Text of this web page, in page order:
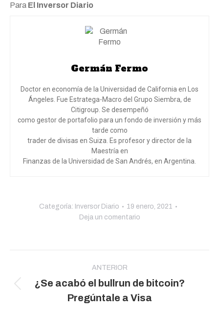
Para El Inversor Diario
Germán Fermo
Doctor en economía de la Universidad de California en Los
Ángeles. Fue Estratega-Macro del Grupo Siembra, de
Citigroup. Se desempeñó
como gestor de portafolio para un fondo de inversión y más
tarde como
trader de divisas en Suiza. Es profesor y director de la
Maestría en
Finanzas de la Universidad de San Andrés, en Argentina.
Categoría: Inversor Diario
19 enero, 2021
Deja un comentario
publicaciones
ANTERIOR
Publicación
anterior:
¿Se acabó el bullrun de bitcoin?
Pregúntale a Visa